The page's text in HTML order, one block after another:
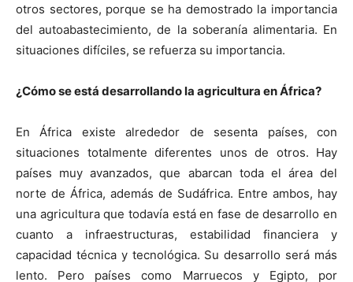
otros sectores, porque se ha demostrado la importancia
del autoabastecimiento, de la soberanía alimentaria. En
situaciones difíciles, se refuerza su importancia.
¿Cómo se está desarrollando la agricultura en África?
En África existe alrededor de sesenta países, con
situaciones totalmente diferentes unos de otros. Hay
países muy avanzados, que abarcan toda el área del
norte de África, además de Sudáfrica. Entre ambos, hay
una agricultura que todavía está en fase de desarrollo en
cuanto a infraestructuras, estabilidad financiera y
capacidad técnica y tecnológica. Su desarrollo será más
lento. Pero países como Marruecos y Egipto, por